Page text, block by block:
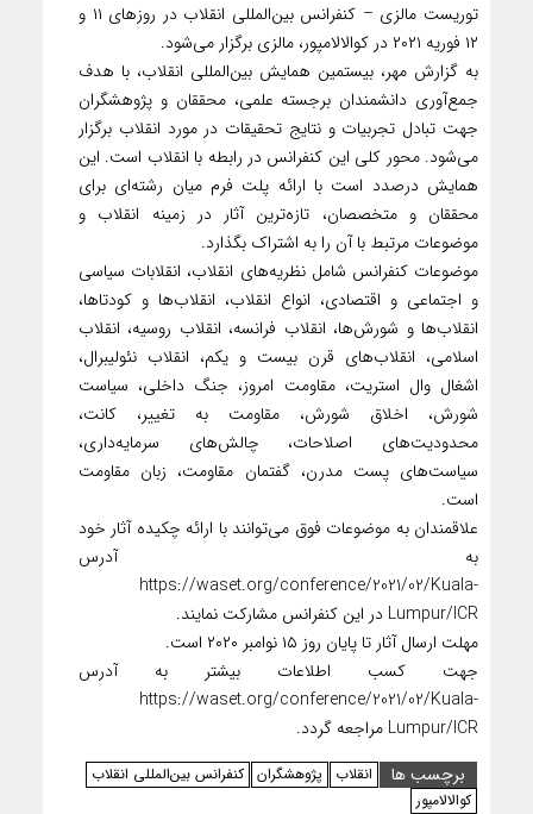
توریست مالزی – کنفرانس بین‌المللی انقلاب در روزهای ۱۱ و
۱۲ فوریه ۲۰۲۱ در کوالالامپور، مالزی برگزار می‌شود.
به گزارش مهر، بیستمین همایش بین‌المللی انقلاب، با هدف
جمع‌آوری دانشمندان برجسته علمی، محققان و پژوهشگران
جهت تبادل تجربیات و نتایج تحقیقات در مورد انقلاب برگزار
می‌شود. محور کلی این کنفرانس در رابطه با انقلاب است. این
همایش درصدد است با ارائه پلت فرم میان رشته‌ای برای
محققان و متخصصان، تازه‌ترین آثار در زمینه انقلاب و
موضوعات مرتبط با آن را به اشتراک بگذارد.
موضوعات کنفرانس شامل نظریه‌های انقلاب، انقلابات سیاسی
و اجتماعی و اقتصادی، انواع انقلاب، انقلاب‌ها و کودتاها،
انقلاب‌ها و شورش‌ها، انقلاب فرانسه، انقلاب روسیه، انقلاب
اسلامی، انقلاب‌های قرن بیست و یکم، انقلاب نئولیبرال،
اشغال وال استریت، مقاومت امروز، جنگ داخلی، سیاست
شورش، اخلاق شورش، مقاومت به تغییر، کانت،
محدودیت‌های اصلاحات، چالش‌های سرمایه‌داری،
سیاست‌های پست مدرن، گفتمان مقاومت، زبان مقاومت
است.
علاقمندان به موضوعات فوق می‌توانند با ارائه چکیده آثار خود
به آدرس
https://waset.org/conference/2021/02/Kuala-
Lumpur/ICR در این کنفرانس مشارکت نمایند.
مهلت ارسال آثار تا پایان روز ۱۵ نوامبر ۲۰۲۰ است.
جهت کسب اطلاعات بیشتر به آدرس
https://waset.org/conference/2021/02/Kuala-
Lumpur/ICR مراجعه گردد.
برچسب ها
انقلاب پژوهشگران کنفرانس بین‌المللی انقلاب
کوالالامپور